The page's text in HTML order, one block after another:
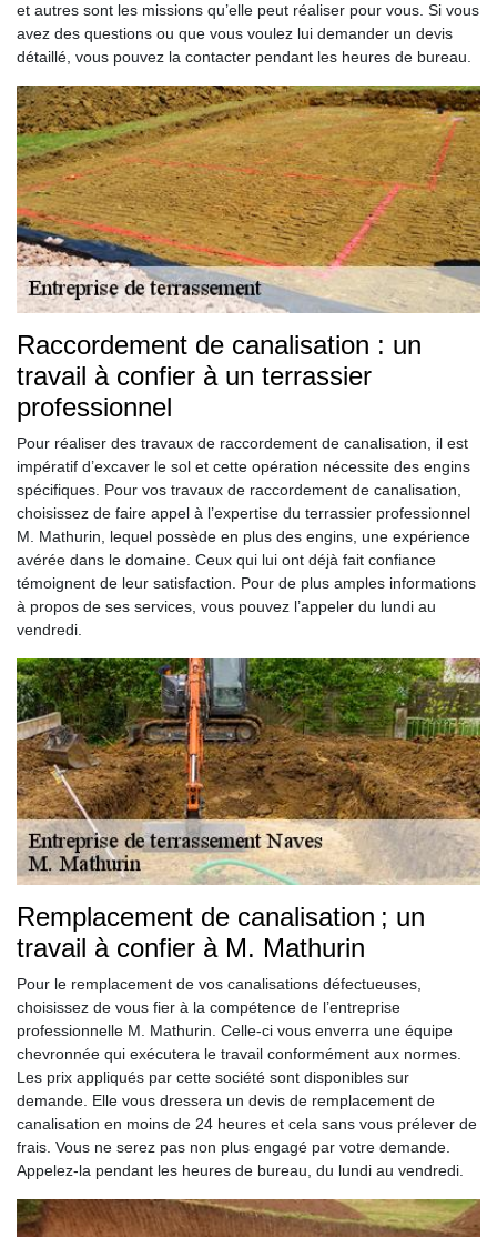
et autres sont les missions qu’elle peut réaliser pour vous. Si vous
avez des questions ou que vous voulez lui demander un devis
détaillé, vous pouvez la contacter pendant les heures de bureau.
Raccordement de canalisation : un
travail à confier à un terrassier
professionnel
Pour réaliser des travaux de raccordement de canalisation, il est
impératif d’excaver le sol et cette opération nécessite des engins
spécifiques. Pour vos travaux de raccordement de canalisation,
choisissez de faire appel à l’expertise du terrassier professionnel
M. Mathurin, lequel possède en plus des engins, une expérience
avérée dans le domaine. Ceux qui lui ont déjà fait confiance
témoignent de leur satisfaction. Pour de plus amples informations
à propos de ses services, vous pouvez l’appeler du lundi au
vendredi.
Remplacement de canalisation ; un
travail à confier à M. Mathurin
Pour le remplacement de vos canalisations défectueuses,
choisissez de vous fier à la compétence de l’entreprise
professionnelle M. Mathurin. Celle-ci vous enverra une équipe
chevronnée qui exécutera le travail conformément aux normes.
Les prix appliqués par cette société sont disponibles sur
demande. Elle vous dressera un devis de remplacement de
canalisation en moins de 24 heures et cela sans vous prélever de
frais. Vous ne serez pas non plus engagé par votre demande.
Appelez-la pendant les heures de bureau, du lundi au vendredi.